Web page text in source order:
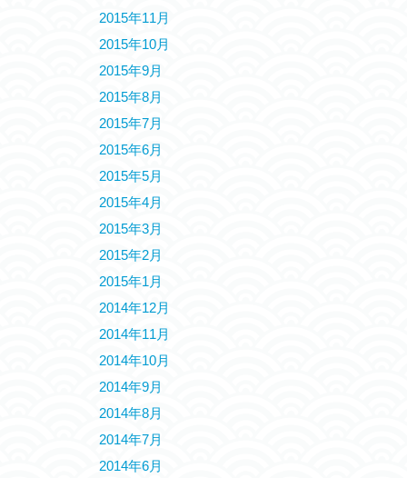
2015年11月
2015年10月
2015年9月
2015年8月
2015年7月
2015年6月
2015年5月
2015年4月
2015年3月
2015年2月
2015年1月
2014年12月
2014年11月
2014年10月
2014年9月
2014年8月
2014年7月
2014年6月